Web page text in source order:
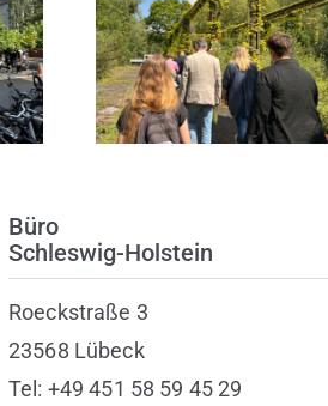
Ripshorster
Stadtgarten:
unterzeichnet
Büro
Schleswig-Holstein
Roeckstraße 3
23568 Lübeck
Tel: +49 451 58 59 45 29